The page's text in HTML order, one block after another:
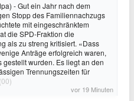
- Gut ein Jahr nach dem
Stopp des Familiennachzugs
mit eingeschränktem
die SPD-Fraktion die
als zu streng kritisiert. «Dass
Anträge erfolgreich waren,
wurden. Es liegt an den
Trennungszeiten für
(00)
vor 19 Minuten